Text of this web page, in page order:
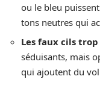
ou le bleu
tons neutres qui
Les faux cils
séduisants, mais
qui ajoutent du